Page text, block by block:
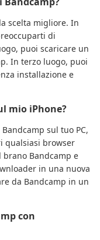
scelta migliore. In
di
puoi scaricare un
In terzo luogo, puoi
installazione e
mio iPhone?
sul tuo PC,
qualsiasi browser
Bandcamp e
in una nuova
da Bandcamp in un
con